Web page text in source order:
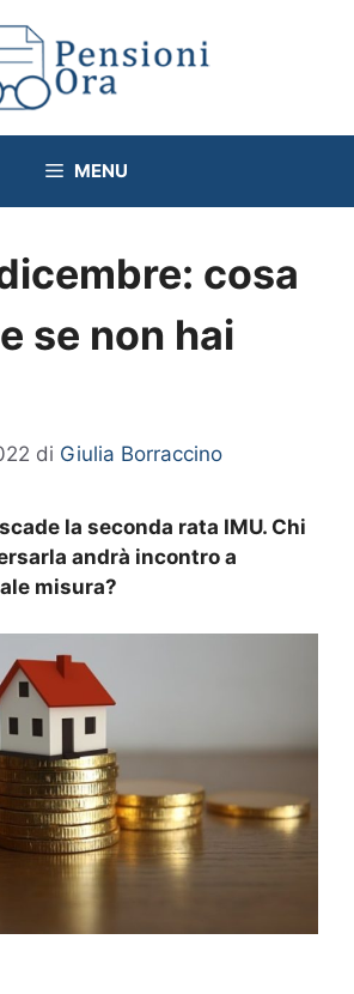
MENU
cosa
se non hai
di Giulia Borraccino
la seconda rata IMU. Chi
andrà incontro a
misura?